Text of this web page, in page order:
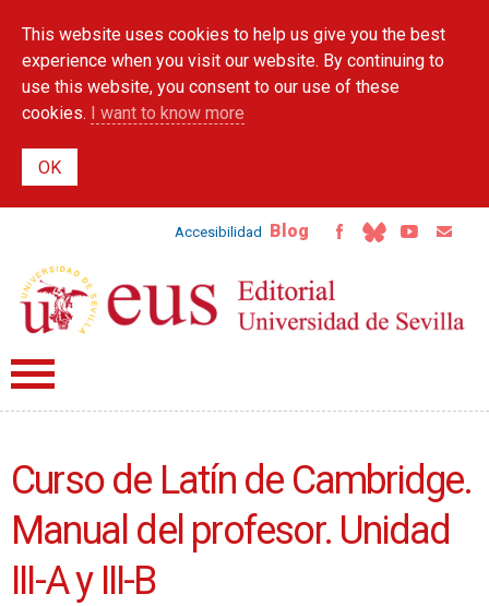
main
content
This website uses cookies to help us give you the best
experience when you visit our website. By continuing to
use this website, you consent to our use of these
cookies. I want to know more
Accesibilidad Blog
Curso de Latín de Cambridge.
Manual del profesor. Unidad
III-A y III-B